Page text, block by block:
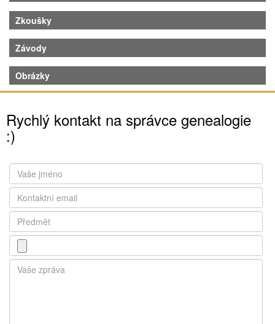
Zkoušky
Závody
Obrázky
Rychlý kontakt na správce genealogie
:)